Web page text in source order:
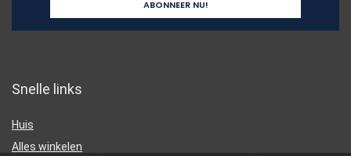
Snelle links
Huis
Alles winkelen